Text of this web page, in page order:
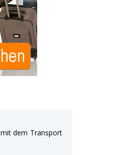
dem Transport